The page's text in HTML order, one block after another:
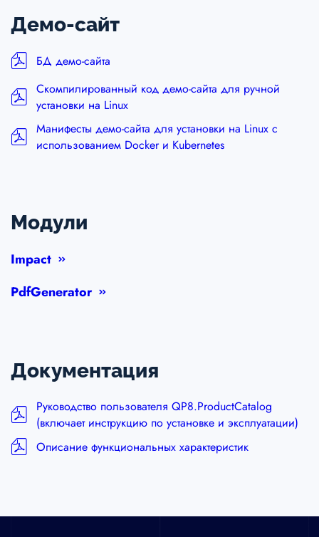
Демо-сайт
БД демо-сайта
Скомпилированный код демо-сайта для ручной
установки на Linux
Манифесты демо-сайта для установки на Linux с
использованием Docker и Kubernetes
Модули
Impact
PdfGenerator
Документация
Руководство пользователя QP8.ProductCatalog
(включает инструкцию по установке и эксплуатации)
Описание функциональных характеристик